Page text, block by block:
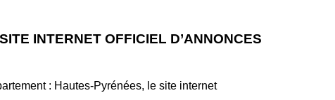
INTERNET OFFICIEL D’ANNONCES
: Hautes-Pyrénées, le site internet